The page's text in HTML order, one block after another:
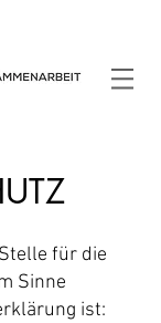
für die
Sinne
ist: